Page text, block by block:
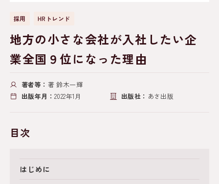
採用 HRトレンド
地方の小さな会社が入社したい企
業全国９位になった理由
著者等： 著 鈴木一輝
出版年月： 2022年1月 出版社： あさ出版
目次
はじめに